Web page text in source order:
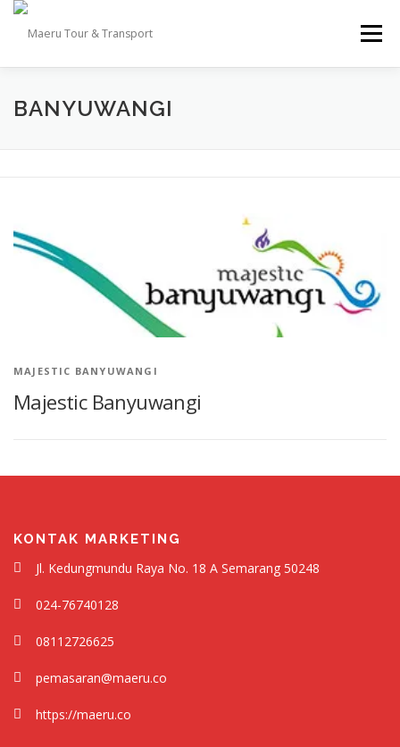
Lompat
konten
Menu
TOUR TRANSPORT
BANYUWANGI
MAJESTIC BANYUWANGI
Majestic Banyuwangi
KONTAK MARKETING
Jl. Kedungmundu Raya No. 18 A Semarang 50248
024-76740128
08112726625
pemasaran@maeru.co
https://maeru.co